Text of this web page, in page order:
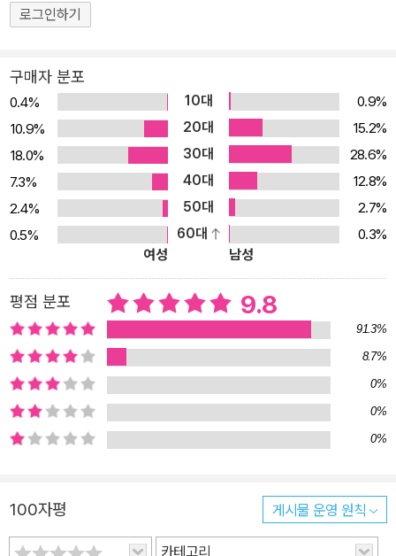
서를 순차적으로 출간할 예정이다. "굳이 말할 필요도 없겠지만 나는
견과 관찰이 더해져 여러분을 이야기의 여정으로 안내할 것이다." -이
안 맥케이그(「스타워즈」, 「반지의 제왕」의 컨셉 아티스트)
로그인하기
구매자 분포
0.4% 10대
0.9%
10.9%
20대
15.2%
18.0%
30대
28.6%
7.3%
40대
12.8%
2.4%
50대
2.7%
0.5%
60대
0.3%
여성
남성
평점 분포 9.8
91.3%
8.7%
0%
0%
0%
100자평 게시물 운영 원칙
카테고리